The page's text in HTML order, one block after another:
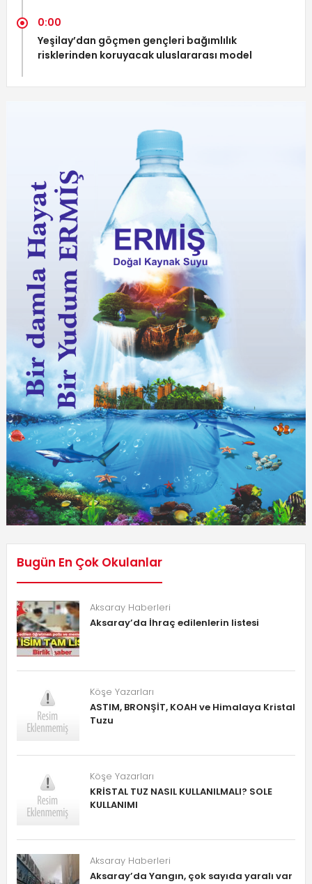
0:00
Yeşilay’dan göçmen gençleri bağımlılık
risklerinden koruyacak uluslararası model
Bugün En Çok Okulanlar
Aksaray Haberleri
Aksaray’da İhraç edilenlerin listesi
Köşe Yazarları
ASTIM, BRONŞİT, KOAH ve Himalaya Kristal
Tuzu
Köşe Yazarları
KRİSTAL TUZ NASIL KULLANILMALI? SOLE
KULLANIMI
Aksaray Haberleri
Aksaray’da Yangın, çok sayıda yaralı var